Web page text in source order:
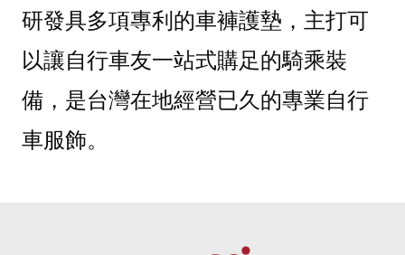
研發具多項專利的車褲護墊， 主打可
以讓自行車友一站式購足的騎乘裝
備，是台灣在地經營已久的專業自行
車服飾。